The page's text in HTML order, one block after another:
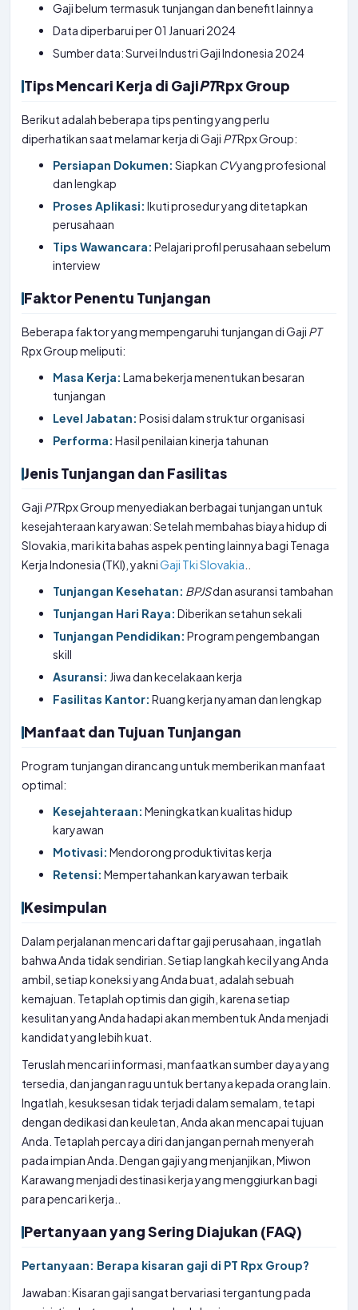
Gaji belum termasuk tunjangan dan benefit lainnya
Data diperbarui per 01 Januari 2024
Sumber data: Survei Industri Gaji Indonesia 2024
Tips Mencari Kerja di GajiPTRpx Group
Berikut adalah beberapa tips penting yang perlu
diperhatikan saat melamar kerja di Gaji PTRpx Group:
Persiapan Dokumen: Siapkan CVyang profesional
dan lengkap
Proses Aplikasi: Ikuti prosedur yang ditetapkan
perusahaan
Tips Wawancara: Pelajari profil perusahaan sebelum
interview
Faktor Penentu Tunjangan
Beberapa faktor yang mempengaruhi tunjangan di Gaji PT
Rpx Group meliputi:
Masa Kerja: Lama bekerja menentukan besaran
tunjangan
Level Jabatan: Posisi dalam struktur organisasi
Performa: Hasil penilaian kinerja tahunan
Jenis Tunjangan dan Fasilitas
Gaji PTRpx Group menyediakan berbagai tunjangan untuk
kesejahteraan karyawan: Setelah membahas biaya hidup di
Slovakia, mari kita bahas aspek penting lainnya bagi Tenaga
Kerja Indonesia (TKI), yakniGaji Tki Slovakia
Tunjangan Kesehatan: BPJSdan asuransi tambahan
Tunjangan Hari Raya: Diberikan setahun sekali
Tunjangan Pendidikan: Program pengembangan
skill
Asuransi: Jiwa dan kecelakaan kerja
Fasilitas Kantor: Ruang kerja nyaman dan lengkap
Manfaat dan Tujuan Tunjangan
Program tunjangan dirancang untuk memberikan manfaat
optimal:
Kesejahteraan: Meningkatkan kualitas hidup
karyawan
Motivasi: Mendorong produktivitas kerja
Retensi: Mempertahankan karyawan terbaik
Kesimpulan
Dalam perjalanan mencari daftar gaji perusahaan, ingatlah
bahwa Anda tidak sendirian. Setiap langkah kecil yang Anda
ambil, setiap koneksi yang Anda buat, adalah sebuah
kemajuan. Tetaplah optimis dan gigih, karena setiap
kesulitan yang Anda hadapi akan membentuk Anda menjadi
kandidat yang lebih kuat.
Teruslah mencari informasi, manfaatkan sumber daya yang
tersedia, dan jangan ragu untuk bertanya kepada orang lain.
Ingatlah, kesuksesan tidak terjadi dalam semalam, tetapi
dengan dedikasi dan keuletan, Anda akan mencapai tujuan
Anda. Tetaplah percaya diri dan jangan pernah menyerah
pada impian Anda. Dengan gaji yang menjanjikan, Miwon
Karawang menjadi destinasi kerja yang menggiurkan bagi
para pencari kerja..
Pertanyaan yang Sering Diajukan (FAQ)
Pertanyaan: Berapa kisaran gaji di PT Rpx Group?
Jawaban: Kisaran gaji sangat bervariasi tergantung pada